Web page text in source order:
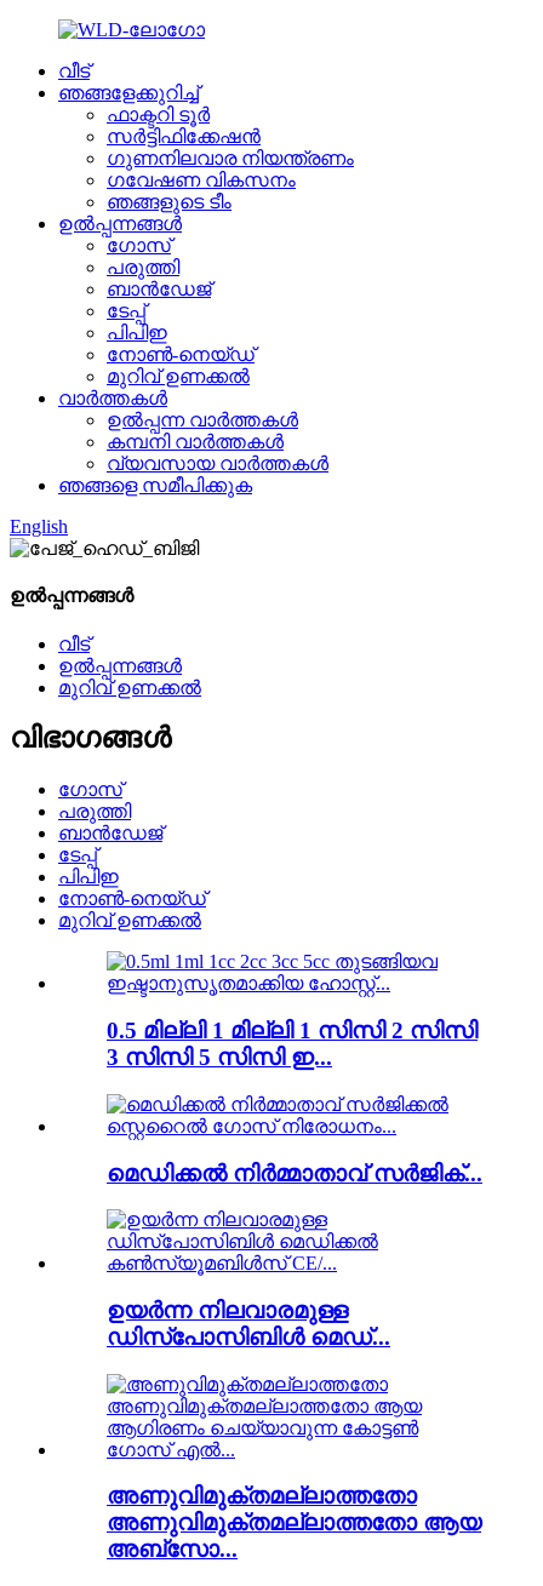
വീട്
ഞങ്ങളേക്കുറിച്ച്
ഫാക്ടറി ടൂർ
സർട്ടിഫിക്കേഷൻ
ഗുണനിലവാര നിയന്ത്രണം
ഗവേഷണ വികസനം
ഞങ്ങളുടെ ടീം
ഉൽപ്പന്നങ്ങൾ
ഗോസ്
പരുത്തി
ബാൻഡേജ്
ടേപ്പ്
പിപിഇ
നോൺ-നെയ്‌ഡ്
മുറിവ് ഉണക്കൽ
വാർത്തകൾ
ഉൽപ്പന്ന വാർത്തകൾ
കമ്പനി വാർത്തകൾ
വ്യവസായ വാർത്തകൾ
ഞങ്ങളെ സമീപിക്കുക
English
ഉൽപ്പന്നങ്ങൾ
വീട്
ഉൽപ്പന്നങ്ങൾ
മുറിവ് ഉണക്കൽ
വിഭാഗങ്ങൾ
ഗോസ്
പരുത്തി
ബാൻഡേജ്
ടേപ്പ്
പിപിഇ
നോൺ-നെയ്‌ഡ്
മുറിവ് ഉണക്കൽ
0.5 മില്ലി 1 മില്ലി 1 സിസി 2 സിസി
3 സിസി 5 സിസി ഇ...
മെഡിക്കൽ നിർമ്മാതാവ് സർജിക്...
ഉയർന്ന നിലവാരമുള്ള
ഡിസ്പോസിബിൾ മെഡ്...
അണുവിമുക്തമല്ലാത്തതോ
അണുവിമുക്തമല്ലാത്തതോ ആയ
അബ്സോ...